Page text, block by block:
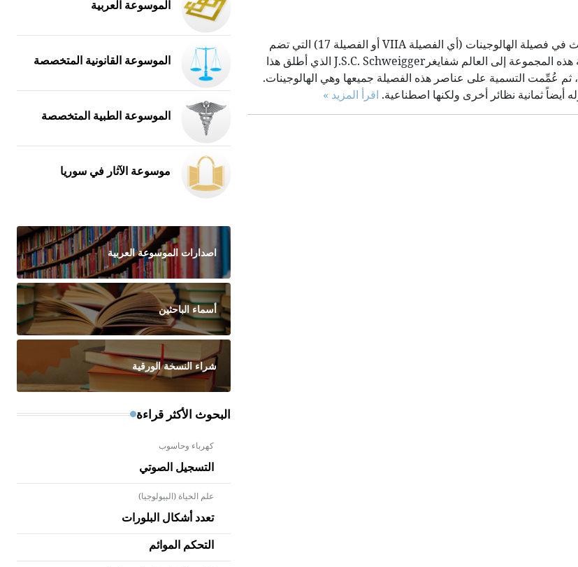
البروم Bromine عنصر كيميائي، عدده الذري 35 ورمزه Br، وهو العنصر الثالث في فصيلة الهالوجينات (أي الفصيلة VIIA أو الفصيلة 17) التي تضم
بالترتيب: الفلور والكلور والبروم واليود والعنصر المشع الأستاتين. وتعود تسمية هذه المجموعة إلى العالم شفايغرJ.S.C. Schweigger الذي أطلق هذا
الاسم أولاً على عنصر الكلور عام 1811 بسبب قدرته على تشكيل الأملاح hals، ثم عُمِّمت التسمية على عناصر هذه الفصيلة جميعها وهي الهالوجينات.
اقرأ المزيد »
الموسوعة العربية
الموسوعة القانونية المتخصصة
الموسوعة الطبية المتخصصة
موسوعة الآثار في سوريا
اصدارات الموسوعة العربية
أسماء الباحثين
شراء النسخة الورقية
البحوث الأكثر قراءة
كهرباء وحاسوب
التسجيل الصوتي
علم الحياة (البيولوجيا)
تعدد أشكال البلورات
التحكم الموائم